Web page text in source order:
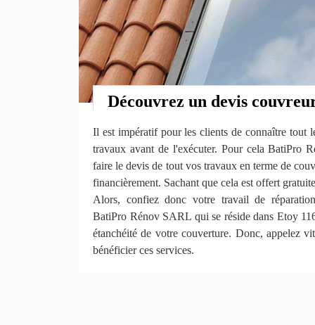
Découvrez un devis
Il est impératif pour les clients de connaître tout
travaux avant de l'exécuter. Pour cela BatiPro
faire le devis de tout vos travaux en terme de
financièrement. Sachant que cela est offert
Alors, confiez donc votre travail de
BatiPro Rénov SARL qui se réside dans Etoy
étanchéité de votre couverture. Donc, appelez
bénéficier ces services.